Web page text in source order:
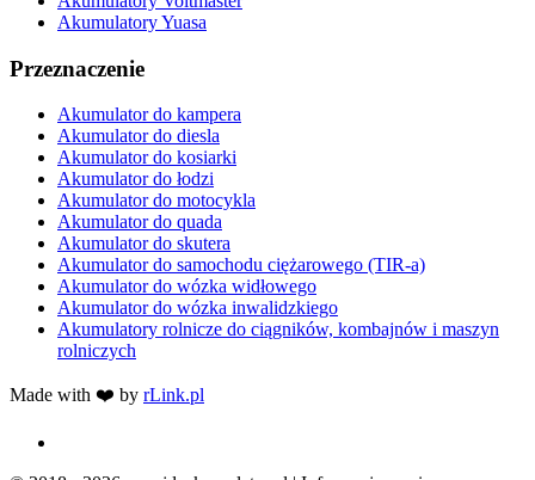
Akumulatory Yuasa
Przeznaczenie
Akumulator do kampera
Akumulator do diesla
Akumulator do kosiarki
Akumulator do łodzi
Akumulator do motocykla
Akumulator do quada
Akumulator do skutera
Akumulator do samochodu ciężarowego (TIR-a)
Akumulator do wózka widłowego
Akumulator do wózka inwalidzkiego
Akumulatory rolnicze do ciągników, kombajnów i maszyn
rolniczych
Made with ❤️ by rLink.pl